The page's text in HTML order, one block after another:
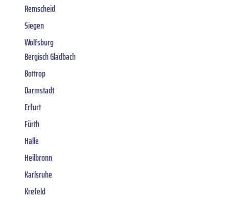
Remscheid
Siegen
Wolfsburg
Bergisch Gladbach
Bottrop
Darmstadt
Erfurt
Fürth
Halle
Heilbronn
Karlsruhe
Krefeld